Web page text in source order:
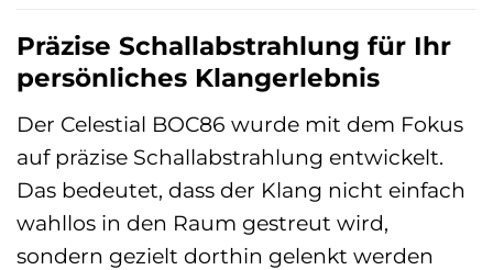
Präzise Schallabstrahlung für Ihr
persönliches Klangerlebnis
Der Celestial BOC86 wurde mit dem Fokus
auf präzise Schallabstrahlung entwickelt.
Das bedeutet, dass der Klang nicht einfach
wahllos in den Raum gestreut wird,
sondern gezielt dorthin gelenkt werden